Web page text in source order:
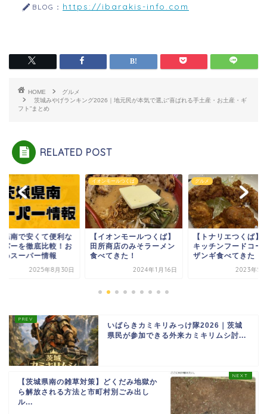
BLOG： https://ibarakis-info.com
HOME
グルメ
茨城みやげランキング2026｜地元民が本気で選ぶ“喜ばれる手土産・お土産・ギ
フト”まとめ
RELATED POST
オンモールつくば】
商店のみそラーメン
てきた！
2024年1月16日
グルメ
【トナリエつくば】Q't
キッチンフードコートで
ザンギ食べてきた！【...
2023年5月31日
グルメ
【阿見】たまご専門
ま蘭でおやつを購入
【残念ながら2025
2024年3
いばらきカミキリみっけ隊2026｜茨城
県民が参加できる外来カミキリムシ討...
【茨城県南の雑草対策】どくだみ地獄か
ら解放される方法と市町村別ごみ出し
ル...